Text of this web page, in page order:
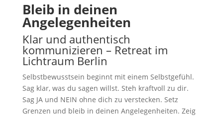
Bleib in deinen
Angelegenheiten
Klar und authentisch
kommunizieren – Retreat im
Lichtraum Berlin
Selbstbewusstsein beginnt mit einem Selbstgefühl.
Sag klar, was du sagen willst. Steh kraftvoll zu dir.
Sag JA und NEIN ohne dich zu verstecken. Setz
Grenzen und bleib in deinen Angelegenheiten. Zeig